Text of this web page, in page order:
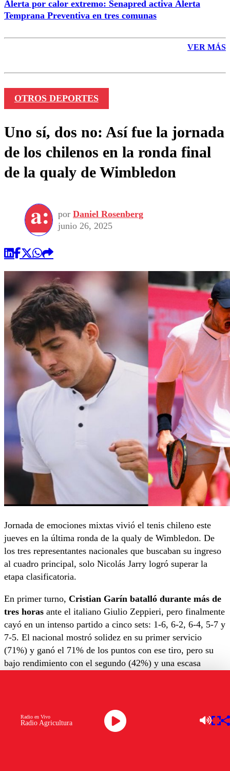
Alerta por calor extremo: Senapred activa Alerta
Temprana Preventiva en tres comunas
VER MÁS
OTROS DEPORTES
Uno sí, dos no: Así fue la jornada
de los chilenos en la ronda final
de la qualy de Wimbledon
por Daniel Rosenberg
junio 26, 2025
Jornada de emociones mixtas vivió el tenis chileno este
jueves en la última ronda de la qualy de Wimbledon. De
los tres representantes nacionales que buscaban su ingreso
al cuadro principal, solo Nicolás Jarry logró superar la
etapa clasificatoria.
En primer turno, Cristian Garín batalló durante más de
tres horas ante el italiano Giulio Zeppieri, pero finalmente
cayó en un intenso partido a cinco sets: 1-6, 6-2, 6-4, 5-7 y
7-5. El nacional mostró solidez en su primer servicio
(71%) y ganó el 71% de los puntos con ese tiro, pero su
bajo rendimiento con el segundo (42%) y una escasa
Tomás Barrios también dijo adiós
perder en cuatro sets ante el australiano James McCabe por
Radio Agricultura
Radio en Vivo